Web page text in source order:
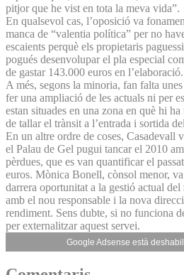
pitjor que he vist en tota la meva vida”.
En qualsevol cas, l’oposició va
manca de “valentia política” per no
escaients perquè els propietaris
pogués desenvolupar el pla especial
de gastar 143.000 euros en l’elaboració.
A més, segons la minoria, fan falta
fer una ampliació de les actuals ni per
estan situades en una zona en què hi
de tallar el trànsit a l’entrada i sortida
En un altre ordre de coses, Casadevall
el Palau de Gel pugui tancar el 2010
pèrdues, que es van quantificar el
euros. Mònica Bonell, cònsol menor,
darrera oportunitat a la gestió actual del
amb el nou responsable i la nova
rendiment. Sens dubte, si no funciona
per externalitzar aquest servei.
Google Adsense està